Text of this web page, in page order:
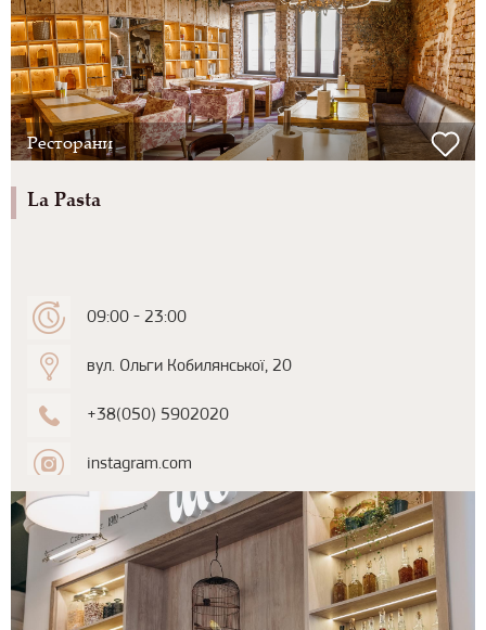
Ресторани
La Pasta
09:00 - 23:00
вул. Ольги Кобилянської, 20
+38(050) 5902020
instagram.com